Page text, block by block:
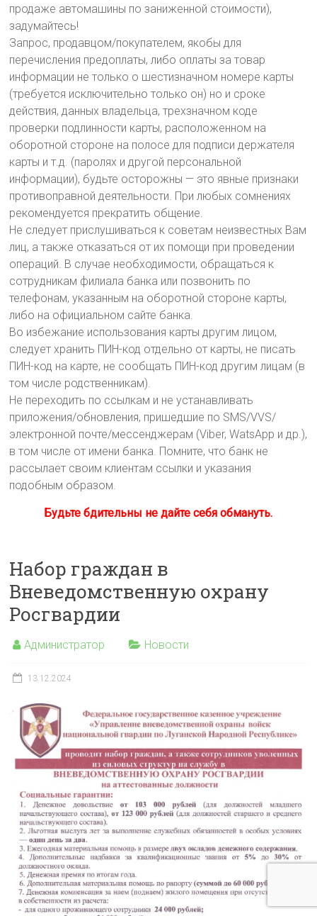
продаже автомашины по заниженной стоимости),
задумайтесь!
Запрос, продавцом/покупателем, якобы для
перечисления предоплаты, либо оплаты за товар
информации не только о шестизначном номере карты
(требуется исключительно только он) но и сроке
действия, данных владельца, трехзначном коде
проверки подлинности карты, расположенном на
оборотной стороне на полосе для подписи держателя
карты и т.д. (паролях и другой персональной
информации), будьте осторожны — это явные признаки
противоправной деятельности. При любых сомнениях
рекомендуется прекратить общение.
Не следует прислушиваться к советам неизвестных Вам
лиц, а также отказаться от их помощи при проведении
операций. В случае необходимости, обращаться к
сотрудникам филиала банка или позвонить по
телефонам, указанным на оборотной стороне карты,
либо на официальном сайте банка.
Во избежание использования карты другим лицом,
следует хранить ПИН-код отдельно от карты, не писать
ПИН-код на карте, не сообщать ПИН-код другим лицам (в
том числе родственникам).
Не переходить по ссылкам и не устанавливать
приложения/обновления, пришедшие по SMS/VVS/
электронной почте/мессенджерам (Viber, WatsApp и др.),
в том числе от имени банка. Помните, что банк не
рассылает своим клиентам ссылки и указания
подобным образом.
Будьте бдительны не дайте себя обмануть.
Набор граждан в
Вневедомственную охрану
Росгвардии
Администратор Новости
13.12.2024